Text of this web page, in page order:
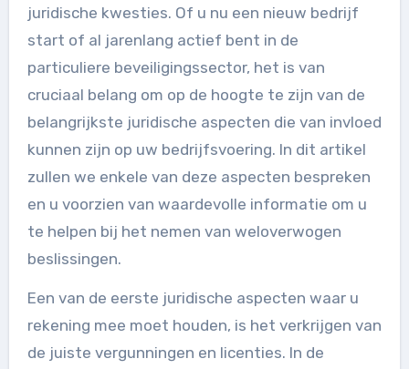
juridische kwesties. Of u nu een nieuw bedrijf
start of al jarenlang actief bent in de
particuliere beveiligingssector, het is van
cruciaal belang om op de hoogte te zijn van de
belangrijkste juridische aspecten die van invloed
kunnen zijn op uw bedrijfsvoering. In dit artikel
zullen we enkele van deze aspecten bespreken
en u voorzien van waardevolle informatie om u
te helpen bij het nemen van weloverwogen
beslissingen.
Een van de eerste juridische aspecten waar u
rekening mee moet houden, is het verkrijgen van
de juiste vergunningen en licenties. In de